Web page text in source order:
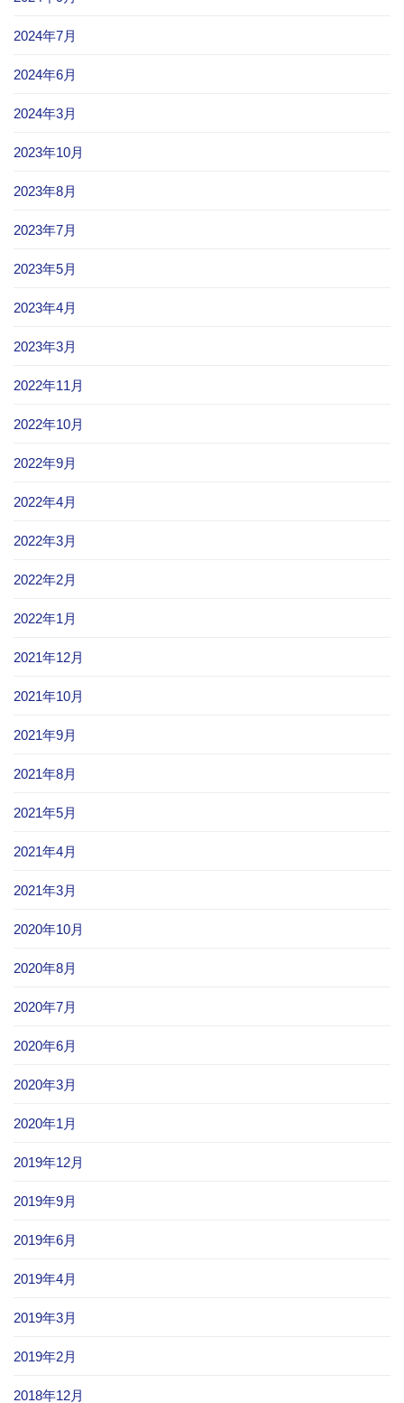
2024年7月
2024年6月
2024年3月
2023年10月
2023年8月
2023年7月
2023年5月
2023年4月
2023年3月
2022年11月
2022年10月
2022年9月
2022年4月
2022年3月
2022年2月
2022年1月
2021年12月
2021年10月
2021年9月
2021年8月
2021年5月
2021年4月
2021年3月
2020年10月
2020年8月
2020年7月
2020年6月
2020年3月
2020年1月
2019年12月
2019年9月
2019年6月
2019年4月
2019年3月
2019年2月
2018年12月